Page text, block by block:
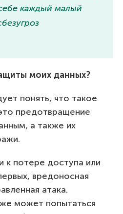
каждый малый
моих данных?
понять, что такое
предотвращение
а также их
к потере доступа или
вредоносная
атака.
может попытаться